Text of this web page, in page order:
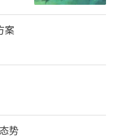
责任编辑：于凡 秦华
案
势